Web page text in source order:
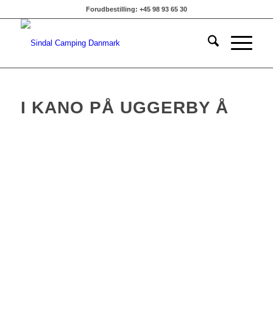
Forudbestilling: +45 98 93 65 30
I KANO PÅ UGGERBY Å